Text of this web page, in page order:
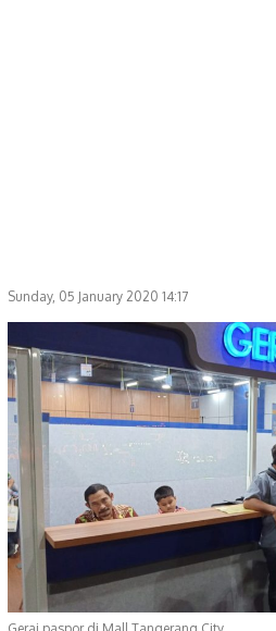
Sunday, 05 January 2020 14:17